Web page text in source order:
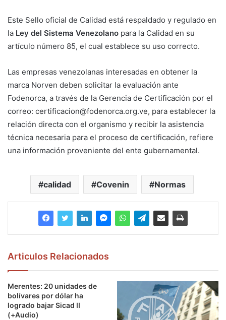
Este Sello oficial de Calidad está respaldado y regulado en
la Ley del Sistema Venezolano para la Calidad en su
artículo número 85, el cual establece su uso correcto.
Las empresas venezolanas interesadas en obtener la
marca Norven deben solicitar la evaluación ante
Fodenorca, a través de la Gerencia de Certificación por el
correo: certificacion@fodenorca.org.ve, para establecer la
relación directa con el organismo y recibir la asistencia
técnica necesaria para el proceso de certificación, refiere
una información proveniente del ente gubernamental.
calidad Covenin Normas
Articulos Relacionados
Merentes: 20 unidades de
bolívares por dólar ha
logrado bajar Sicad II
(+Audio)